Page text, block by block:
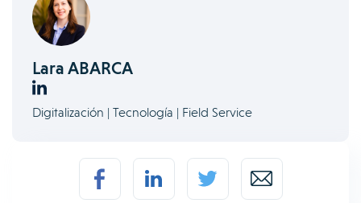
Lara ABARCA
Digitalización | Tecnología | Field Service